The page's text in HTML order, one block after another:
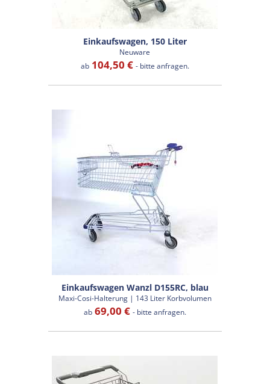
Einkaufswagen, 150 Liter
Neuware
ab104,50 € - bitte anfragen.
Einkaufswagen Wanzl D155RC, blau
Maxi-Cosi-Halterung | 143 Liter Korbvolumen
ab69,00 € - bitte anfragen.